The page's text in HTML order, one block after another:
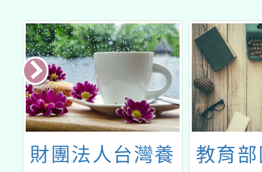
財團法人台灣養
教育